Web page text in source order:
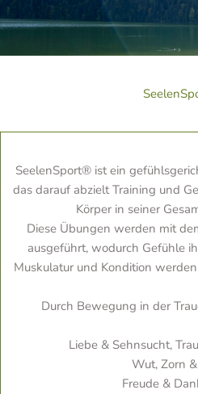
SeelenSport® ist ein
das darauf abzielt Training und
Körper in seiner
Diese Übungen werden mit
ausgeführt, wodurch Gefühle
Muskulatur und Kondition
Durch Bewegung in der
Liebe & Sehnsucht,
Wut, Zorn
Freude &